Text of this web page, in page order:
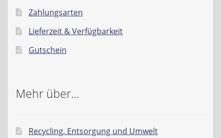
Zahlungsarten
Lieferzeit & Verfügbarkeit
Gutschein
Mehr über…
Recycling, Entsorgung und Umwelt